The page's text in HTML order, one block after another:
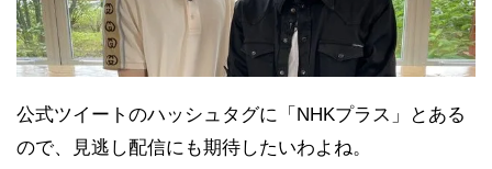
公式ツイートのハッシュタグに「NHKプラス」とある
ので、見逃し配信にも期待したいわよね。